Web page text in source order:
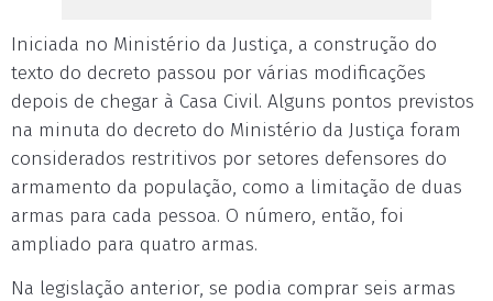
Iniciada no Ministério da Justiça, a construção do
texto do decreto passou por várias modificações
depois de chegar à Casa Civil. Alguns pontos previstos
na minuta do decreto do Ministério da Justiça foram
considerados restritivos por setores defensores do
armamento da população, como a limitação de duas
armas para cada pessoa. O número, então, foi
ampliado para quatro armas.
Na legislação anterior, se podia comprar seis armas